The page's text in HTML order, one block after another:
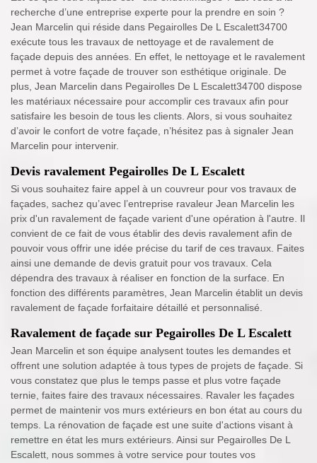
recherche d’une entreprise experte pour la prendre en soin ?
Jean Marcelin qui réside dans Pegairolles De L Escalett34700
exécute tous les travaux de nettoyage et de ravalement de
façade depuis des années. En effet, le nettoyage et le ravalement
permet à votre façade de trouver son esthétique originale. De
plus, Jean Marcelin dans Pegairolles De L Escalett34700 dispose
les matériaux nécessaire pour accomplir ces travaux afin pour
satisfaire les besoin de tous les clients. Alors, si vous souhaitez
d’avoir le confort de votre façade, n’hésitez pas à signaler Jean
Marcelin pour intervenir.
Devis ravalement Pegairolles De L Escalett
Si vous souhaitez faire appel à un couvreur pour vos travaux de
façades, sachez qu’avec l’entreprise ravaleur Jean Marcelin les
prix d'un ravalement de façade varient d'une opération à l'autre. Il
convient de ce fait de vous établir des devis ravalement afin de
pouvoir vous offrir une idée précise du tarif de ces travaux. Faites
ainsi une demande de devis gratuit pour vos travaux. Cela
dépendra des travaux à réaliser en fonction de la surface. En
fonction des différents paramètres, Jean Marcelin établit un devis
ravalement de façade forfaitaire détaillé et personnalisé.
Ravalement de façade sur Pegairolles De L Escalett
Jean Marcelin et son équipe analysent toutes les demandes et
offrent une solution adaptée à tous types de projets de façade. Si
vous constatez que plus le temps passe et plus votre façade
ternie, faites faire des travaux nécessaires. Ravaler les façades
permet de maintenir vos murs extérieurs en bon état au cours du
temps. La rénovation de façade est une suite d'actions visant à
remettre en état les murs extérieurs. Ainsi sur Pegairolles De L
Escalett, nous sommes à votre service pour toutes vos